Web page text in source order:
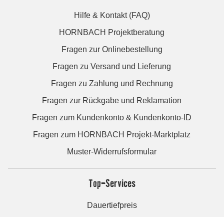
Hilfe & Kontakt (FAQ)
HORNBACH Projektberatung
Fragen zur Onlinebestellung
Fragen zu Versand und Lieferung
Fragen zu Zahlung und Rechnung
Fragen zur Rückgabe und Reklamation
Fragen zum Kundenkonto & Kundenkonto-ID
Fragen zum HORNBACH Projekt-Marktplatz
Muster-Widerrufsformular
Top-Services
Dauertiefpreis